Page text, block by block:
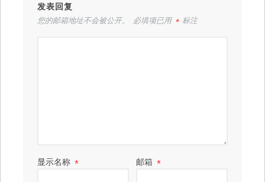
发表回复
您的邮箱地址不会被公开。 必填项已用 *标注
显示名称 * 邮箱*